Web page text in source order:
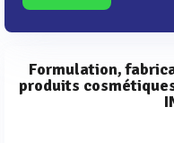
Formulation,
produits